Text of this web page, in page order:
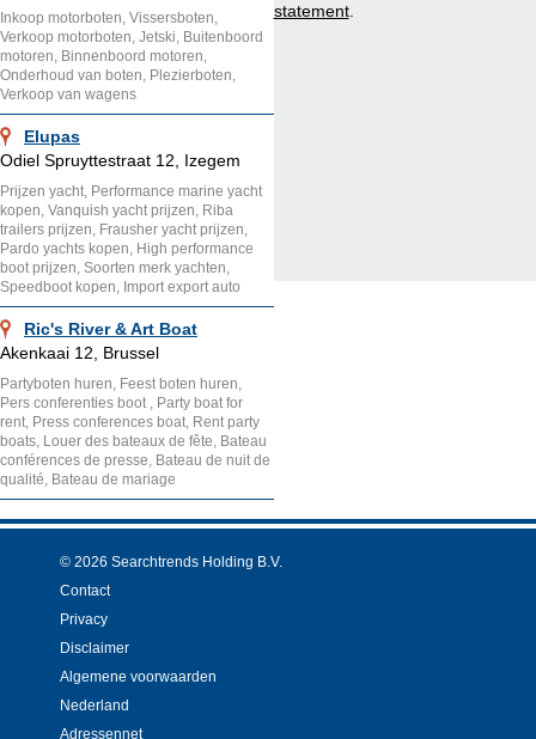
Inkoop motorboten, Vissersboten,
Verkoop motorboten, Jetski, Buitenboord
motoren, Binnenboord motoren,
Onderhoud van boten, Plezierboten,
Verkoop van wagens
Elupas
Odiel Spruyttestraat 12, Izegem
Prijzen yacht, Performance marine yacht
kopen, Vanquish yacht prijzen, Riba
trailers prijzen, Frausher yacht prijzen,
Pardo yachts kopen, High performance
boot prijzen, Soorten merk yachten,
Speedboot kopen, Import export auto
Ric's River & Art Boat
Akenkaai 12, Brussel
Partyboten huren, Feest boten huren,
Pers conferenties boot , Party boat for
rent, Press conferences boat, Rent party
boats, Louer des bateaux de fête, Bateau
conférences de presse, Bateau de nuit de
qualité, Bateau de mariage
statement.
© 2026 Searchtrends Holding B.V.
Contact
Privacy
Disclaimer
Algemene voorwaarden
Nederland
Adressennet